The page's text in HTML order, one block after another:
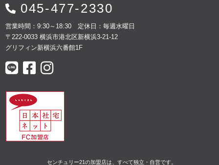
045-477-2330
営業時間：9:30～18:30 定休日：毎週水曜日
〒222-0033 横浜市港北区新横浜3-21-12
グリフィン新横浜六番館1F
センチュリー21の加盟店は、すべて独立・自営です。